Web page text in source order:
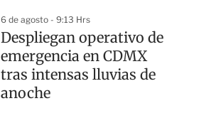
6 de agosto - 9:13 Hrs
Despliegan operativo de
emergencia en CDMX
tras intensas lluvias de
anoche